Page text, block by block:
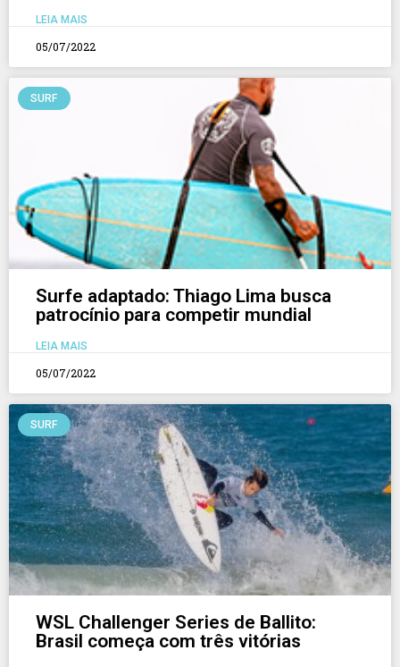
LEIA MAIS
05/07/2022
SURF
Surfe adaptado: Thiago Lima busca
patrocínio para competir mundial
LEIA MAIS
05/07/2022
SURF
WSL Challenger Series de Ballito:
Brasil começa com três vitórias